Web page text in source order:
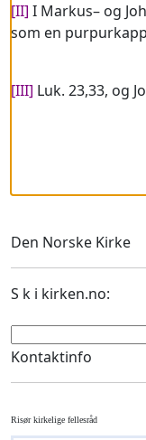
[II] I Markus– og
som en
[III] Luk. 23,33, og
Den Norske Kirke
S k i kirken.no:
Kontaktinfo
Risør kirkelige fellesråd